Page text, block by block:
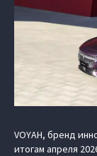
VOYAH, бренд
итогам апреля